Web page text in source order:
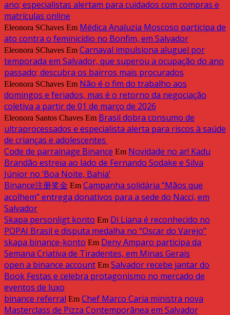
ano; especialistas alertam para cuidados com compras e
matrículas online
Eleonora SChaves Em Médica Analuzia Moscoso participa de
ato contra o feminicídio no Bonfim, em Salvador
Eleonora SChaves Em Carnaval impulsiona aluguel por
temporada em Salvador, que superou a ocupação do ano
passado; descubra os bairros mais procurados
Eleonora SChaves Em Não é o fim do trabalho aos
domingos e feriados, mas é o retorno da negociação
coletiva a partir de 01 de março de 2026
Eleonora Santos Chaves Em Brasil dobra consumo de
ultraprocessados e especialista alerta para riscos à saúde
de crianças e adolescentes
Code de parrainage Binance Em Novidade no ar! Kadu
Brandão estreia ao lado de Fernando Sodake e Silva
Júnior no ‘Boa Noite, Bahia’
Binance注册奖金 Em Campanha solidária “Mãos que
acolhem” entrega donativos para a sede do Nacci, em
Salvador
Skapa personligt konto Em Di Liana é reconhecido no
POPAI Brasil e disputa medalha no “Oscar do Varejo”
skapa binance-konto Em Deny Amparo participa da
Semana Criativa de Tiradentes, em Minas Gerais
open a binance account Em Salvador recebe jantar do
Book Festas e celebra protagonismo no mercado de
eventos de luxo
binance referral Em Chef Marco Caria ministra nova
Masterclass de Pizza Contemporânea em Salvador